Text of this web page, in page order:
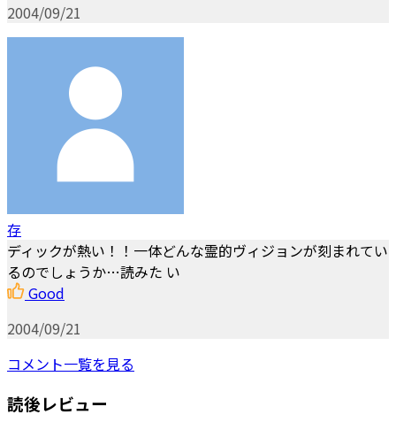
2004/09/21
存
ディックが熱い！！一体どんな霊的ヴィジョンが刻まれてい
るのでしょうか…読みた い
Good
2004/09/21
コメント一覧を見る
読後レビュー